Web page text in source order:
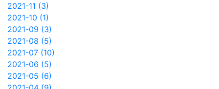
2021-11 (3)
2021-10 (1)
2021-09 (3)
2021-08 (5)
2021-07 (10)
2021-06 (5)
2021-05 (6)